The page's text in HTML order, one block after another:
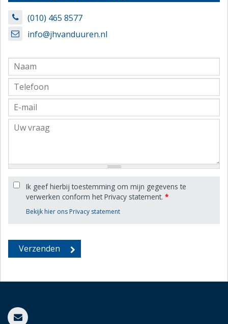
(010) 465 8577
info@jhvanduuren.nl
Ik geef hierbij toestemming om mijn gegevens te
verwerken conform het Privacy statement. *
Bekijk hier ons Privacy statement